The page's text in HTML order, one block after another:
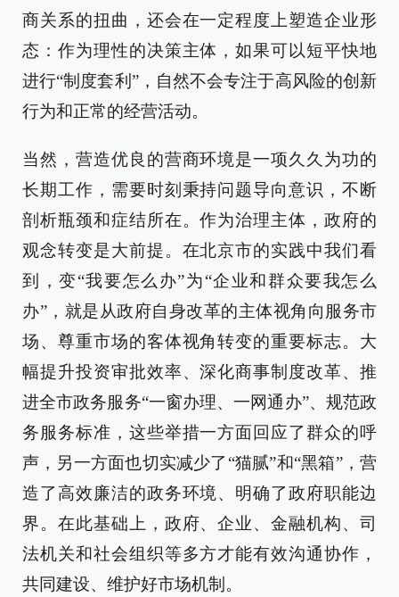
商关系的扭曲，还会在一定程度上塑造企业形
态：作为理性的决策主体，如果可以短平快地
进行“制度套利”，自然不会专注于高风险的创新
行为和正常的经营活动。
当然，营造优良的营商环境是一项久久为功的
长期工作，需要时刻秉持问题导向意识，不断
剖析瓶颈和症结所在。作为治理主体，政府的
观念转变是大前提。在北京市的实践中我们看
到，变“我要怎么办”为“企业和群众要我怎么
办”，就是从政府自身改革的主体视角向服务市
场、尊重市场的客体视角转变的重要标志。大
幅提升投资审批效率、深化商事制度改革、推
进全市政务服务“一窗办理、一网通办”、规范政
务服务标准，这些举措一方面回应了群众的呼
声，另一方面也切实减少了“猫腻”和“黑箱”，营
造了高效廉洁的政务环境、明确了政府职能边
界。在此基础上，政府、企业、金融机构、司
法机关和社会组织等多方才能有效沟通协作，
共同建设、维护好市场机制。